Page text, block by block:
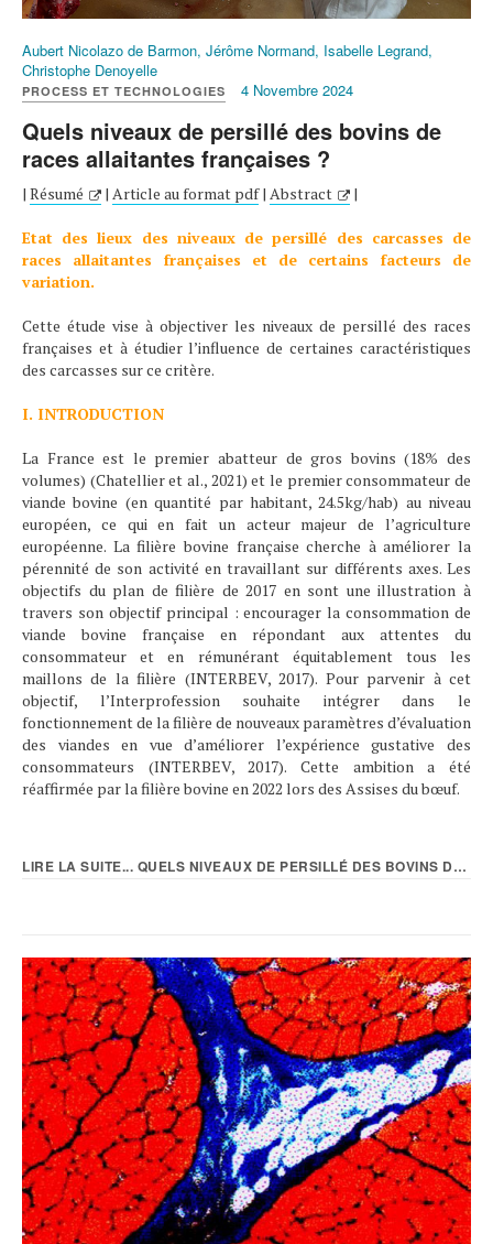
Aubert Nicolazo de Barmon, Jérôme Normand, Isabelle Legrand,
Christophe Denoyelle
PROCESS ET TECHNOLOGIES 4 Novembre 2024
Quels niveaux de persillé des bovins de
races allaitantes françaises ?
| Résumé | Article au format pdf| Abstract |
Etat des lieux des niveaux de persillé des carcasses de
races allaitantes françaises et de certains facteurs de
variation.
Cette étude vise à objectiver les niveaux de persillé des races
françaises et à étudier l’influence de certaines caractéristiques
des carcasses sur ce critère.
I. INTRODUCTION
La France est le premier abatteur de gros bovins (18% des
volumes) (Chatellier et al., 2021) et le premier consommateur de
viande bovine (en quantité par habitant, 24.5kg/hab) au niveau
européen, ce qui en fait un acteur majeur de l’agriculture
européenne. La filière bovine française cherche à améliorer la
pérennité de son activité en travaillant sur différents axes. Les
objectifs du plan de filière de 2017 en sont une illustration à
travers son objectif principal : encourager la consommation de
viande bovine française en répondant aux attentes du
consommateur et en rémunérant équitablement tous les
maillons de la filière (INTERBEV, 2017). Pour parvenir à cet
objectif, l’Interprofession souhaite intégrer dans le
fonctionnement de la filière de nouveaux paramètres d’évaluation
des viandes en vue d’améliorer l’expérience gustative des
consommateurs (INTERBEV, 2017). Cette ambition a été
réaffirmée par la filière bovine en 2022 lors des Assises du bœuf.
LIRE LA SUITE... QUELS NIVEAUX DE PERSILLÉ DES BOVINS DE RACES...